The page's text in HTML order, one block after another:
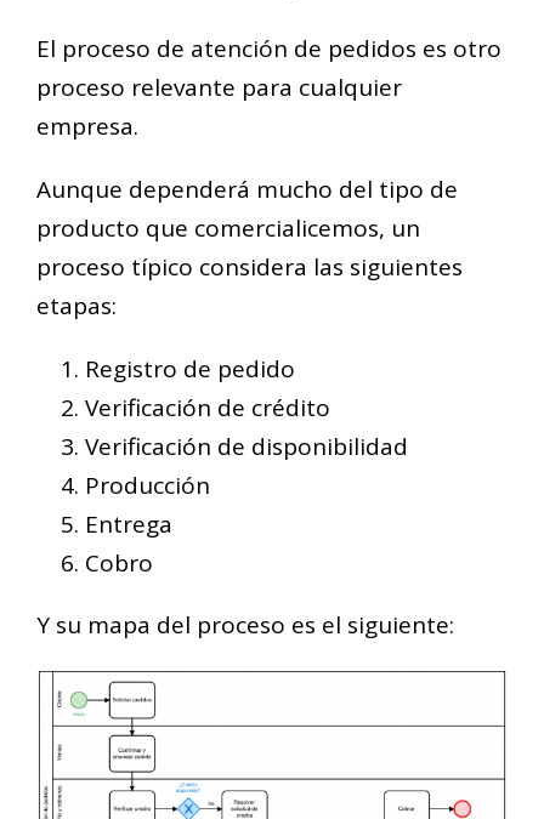
El proceso de atención de pedidos es otro
proceso relevante para cualquier
empresa.
Aunque dependerá mucho del tipo de
producto que comercialicemos, un
proceso típico considera las siguientes
etapas:
Registro de pedido
Verificación de crédito
Verificación de disponibilidad
Producción
Entrega
Cobro
Y su mapa del proceso es el siguiente: